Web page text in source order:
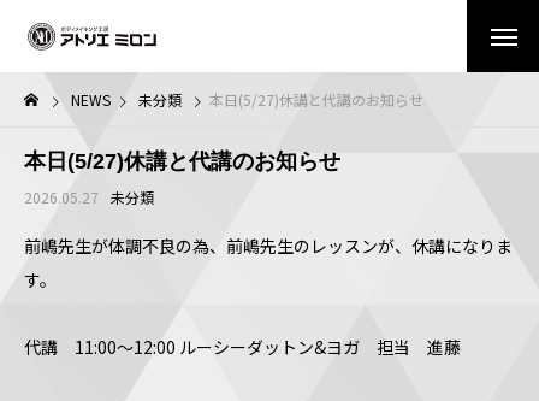
NEWS 未分類 本日(5/27)休講と代講のお知らせ
本日(5/27)休講と代講のお知らせ
2026.05.27 未分類
前嶋先生が体調不良の為、前嶋先生のレッスンが、休講になりま
す。
代講 11:00〜12:00 ルーシーダットン&ヨガ 担当 進藤